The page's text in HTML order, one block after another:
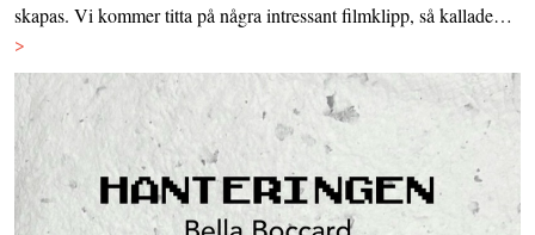
skapas. Vi kommer titta på några intressant filmklipp, så kallade…
>